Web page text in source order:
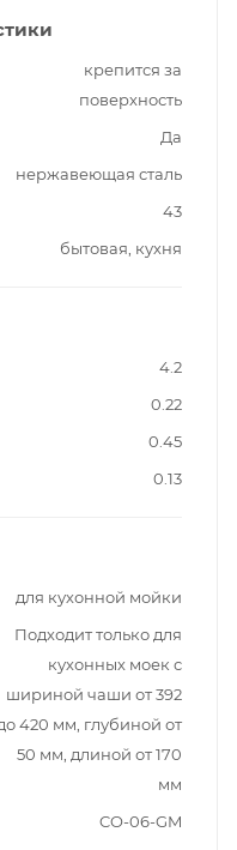
крепится за
поверхность
Да
нержавеющая сталь
43
бытовая, кухня
4.2
0.22
0.45
0.13
для кухонной мойки
Подходит только для
кухонных моек с
шириной чаши от 392
420 мм, глубиной от
50 мм, длиной от 170
мм
CO-06-GM